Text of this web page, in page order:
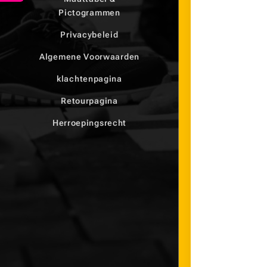
Pictogrammen
Privacybeleid
Algemene Voorwaarden
klachtenpagina
Retourpagina
Herroepingsrecht